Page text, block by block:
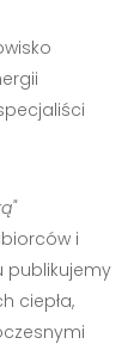
i
publikujemy
ciepła,